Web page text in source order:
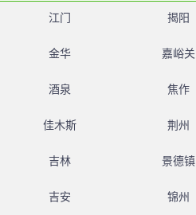
江门 揭阳
金华 嘉峪关
酒泉 焦作
佳木斯 荆州
吉林 景德镇
吉安 锦州